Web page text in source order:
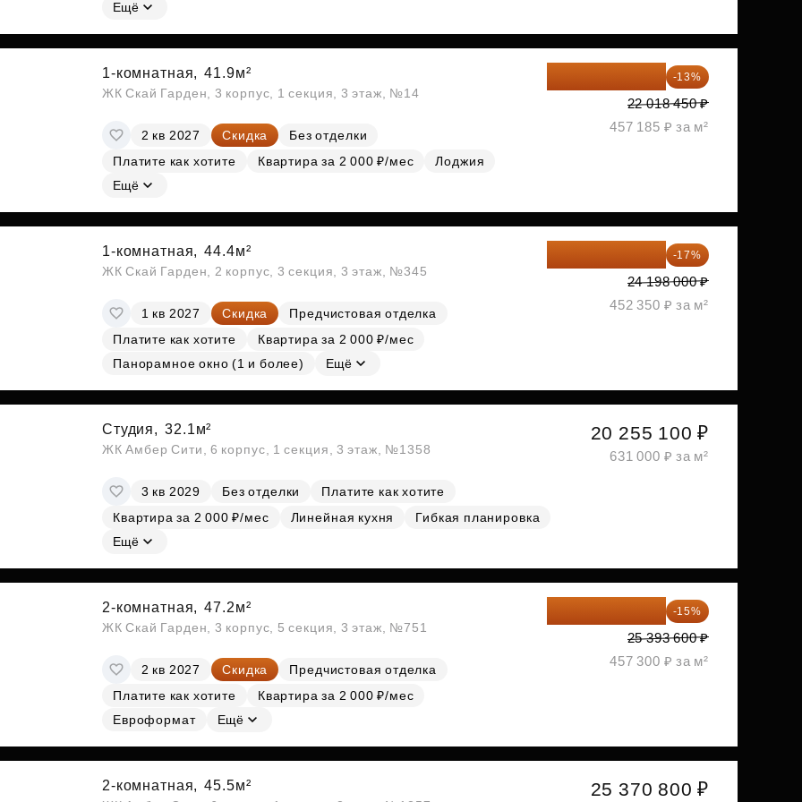
Субсидии
Ещё
1-комнатная, 41.9м²
ЖК Скай Гарден, 3 корпус, 1 секция, 3 этаж, №14
2 кв 2027 Скидка
Без отделки
Платите как хотите
Квартира за 2 000 ₽/мес
Лоджия
Ещё
-13%
22 018 450 ₽
457 185 ₽ за м²
1-комнатная, 44.4м²
ЖК Скай Гарден, 2 корпус, 3 секция, 3 этаж, №345
1 кв 2027 Скидка
Предчистовая отделка
Платите как хотите
Квартира за 2 000 ₽/мес
Панорамное окно (1 и более)
Ещё
-17%
24 198 000 ₽
452 350 ₽ за м²
Студия, 32.1м²
ЖК Амбер Сити, 6 корпус, 1 секция, 3 этаж, №1358
3 кв 2029 Без отделки
Платите как хотите
Квартира за 2 000 ₽/мес
Линейная кухня
Гибкая планировка
Ещё
20 255 100 ₽
631 000 ₽ за м²
2-комнатная, 47.2м²
ЖК Скай Гарден, 3 корпус, 5 секция, 3 этаж, №751
2 кв 2027 Скидка
Предчистовая отделка
Платите как хотите
Квартира за 2 000 ₽/мес
Евроформат
Ещё
-15%
25 393 600 ₽
457 300 ₽ за м²
2-комнатная, 45.5м² 25 370 800 ₽